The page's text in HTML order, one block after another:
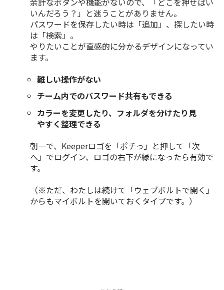
いんだろう？」と迷うことがありません。
パスワードを保存したい時は「追加」、探したい時
は「検索」。
やりたいことが直感的に分かるデザインになってい
ます。
難しい操作がない
チーム内でのパスワード共有もできる
カラーを変更したり、フォルダを分けたり見
やすく整理できる
朝一で、Keeperロゴを「ポチっ」と押して「次
へ」でログイン、ロゴの右下が緑になったら有効で
す。
（※ただ、わたしは続けて「ウェブボルトで開く」
からもマイボルトを開いておくタイプです。）